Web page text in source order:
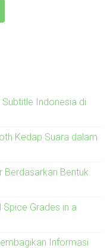
Subtitle Indonesia di
Kedap Suara dalam
Berdasarkan Bentuk
Grades in a
Informasi